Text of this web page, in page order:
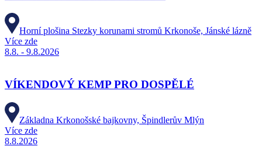
Horní plošina Stezky korunami stromů Krkonoše, Jánské lázně
Více zde
8.8. - 9.8.2026
VÍKENDOVÝ KEMP PRO DOSPĚLÉ
Základna Krkonošské bajkovny, Špindlerův Mlýn
Více zde
8.8.2026